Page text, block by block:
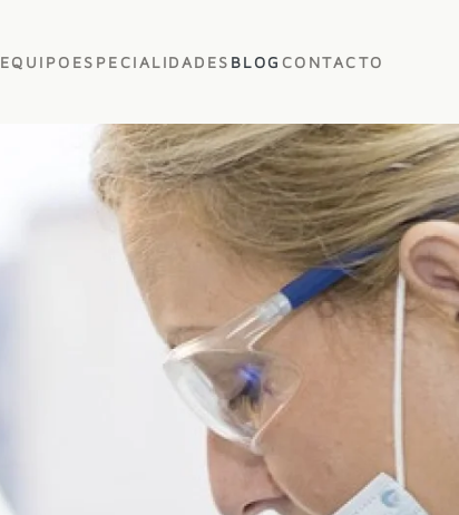
EQUIPO ESPECIALIDADES BLOG CONTACTO